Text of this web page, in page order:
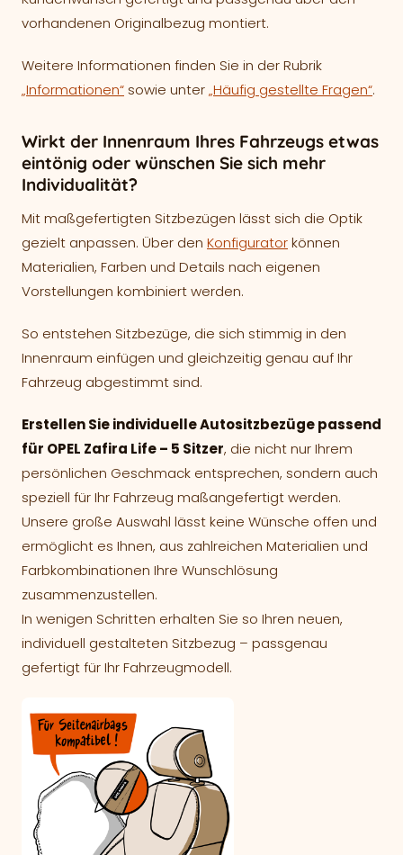
vorhandenen Originalbezug montiert.
Weitere Informationen finden Sie in der Rubrik
„Informationen“ sowie unter„Häufig gestellte Fragen“.
Wirkt der Innenraum Ihres Fahrzeugs etwas
eintönig oder wünschen Sie sich mehr
Individualität?
Mit maßgefertigten Sitzbezügen lässt sich die Optik
gezielt anpassen. Über den Konfiguratorkönnen
Materialien, Farben und Details nach eigenen
Vorstellungen kombiniert werden.
So entstehen Sitzbezüge, die sich stimmig in den
Innenraum einfügen und gleichzeitig genau auf Ihr
Fahrzeug abgestimmt sind.
Erstellen Sie individuelle Autositzbezüge passend
für OPEL Zafira Life – 5 Sitzer, die nicht nur Ihrem
persönlichen Geschmack entsprechen, sondern auch
speziell für Ihr Fahrzeug maßangefertigt werden.
Unsere große Auswahl lässt keine Wünsche offen und
ermöglicht es Ihnen, aus zahlreichen Materialien und
Farbkombinationen Ihre Wunschlösung
zusammenzustellen.
In wenigen Schritten erhalten Sie so Ihren neuen,
individuell gestalteten Sitzbezug – passgenau
gefertigt für Ihr Fahrzeugmodell.